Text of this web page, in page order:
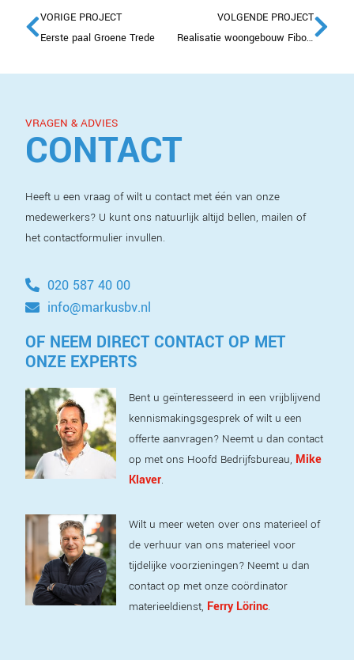
VORIGE PROJECT
Eerste paal Groene Trede
VOLGENDE PROJECT
Realisatie woongebouw Fibonacci
VRAGEN & ADVIES
CONTACT
Heeft u een vraag of wilt u contact met één van onze
medewerkers? U kunt ons natuurlijk altijd bellen, mailen of
het contactformulier invullen.
020 587 40 00
info@markusbv.nl
OF NEEM DIRECT CONTACT OP MET
ONZE EXPERTS
Bent u geïnteresseerd in een vrijblijvend
kennismakingsgesprek of wilt u een
offerte aanvragen? Neemt u dan contact
op met ons Hoofd Bedrijfsbureau, Mike
Klaver.
Wilt u meer weten over ons materieel of
de verhuur van ons materieel voor
tijdelijke voorzieningen? Neemt u dan
contact op met onze coördinator
materieeldienst, Ferry Lörinc.